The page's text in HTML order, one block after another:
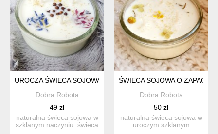
UROCZA ŚWIECA SOJOWA O ZAPACHU SŁODKIEJ
Dobra Robota
49 zł
naturalna świeca sojowa w
szklanym naczyniu. świeca
ŚWIECA SOJOWA O
Dobra Robota
50 zł
naturalna świeca sojowa w
uroczym szklanym